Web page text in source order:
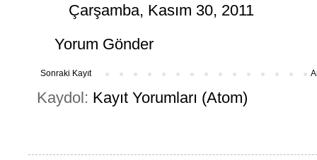
Çarşamba, Kasım 30, 2011
Yorum Gönder
Sonraki Kayıt
Kaydol: Kayıt Yorumları (Atom)